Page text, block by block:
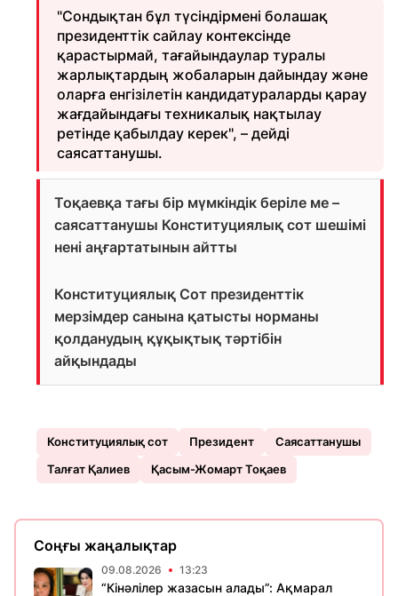
"Сондықтан бұл түсіндірмені болашақ
президенттік сайлау контексінде
қарастырмай, тағайындаулар туралы
жарлықтардың жобаларын дайындау және
оларға енгізілетін кандидатураларды қарау
жағдайындағы техникалық нақтылау
ретінде қабылдау керек", – дейді
саясаттанушы.
Тоқаевқа тағы бір мүмкіндік беріле ме –
саясаттанушы Конституциялық сот шешімі
нені аңғартатынын айтты
Конституциялық Сот президенттік
мерзімдер санына қатысты норманы
қолданудың құқықтық тәртібін
айқындады
Конституциялық сот Президент
Саясаттанушы
Талғат Қалиев
Қасым-Жомарт Тоқаев
Соңғы жаңалықтар
09.08.2026 13:23
“Кінәлілер жазасын алады”: Ақмарал